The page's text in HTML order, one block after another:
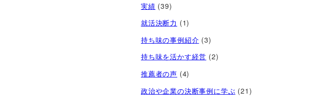
実績 (39)
就活決断力 (1)
持ち味の事例紹介 (3)
持ち味を活かす経営​ (2)
推薦者の声 (4)
政治や企業の決断事例に学ぶ (21)